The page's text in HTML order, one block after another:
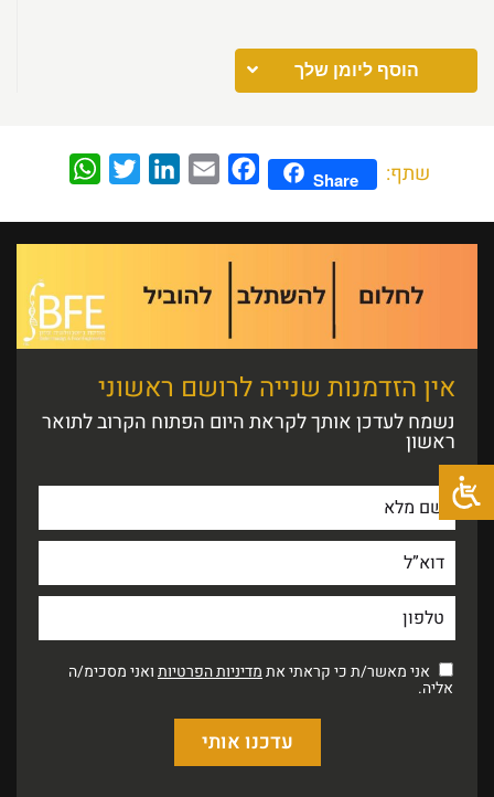
הוסף ליומן שלך
שתף: WhatsAppTwitterLinkedIn
Email FacebookShare
אין הזדמנות שנייה לרושם ראשוני
נשמח לעדכן אותך לקראת היום הפתוח הקרוב לתואר
ראשון
אני מאשר/ת כי קראתי את מדיניות הפרטיות ואני מסכימ/ה
אליה.